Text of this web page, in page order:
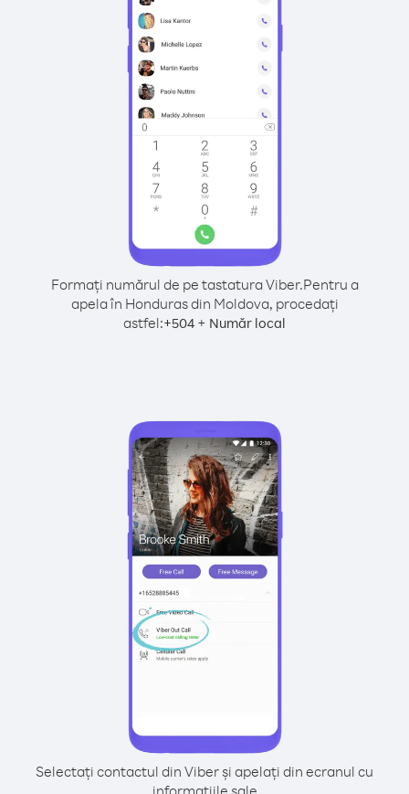
Formați numărul de pe tastatura Viber.Pentru a
apela în Honduras din Moldova, procedați
astfel:+504 + Număr local
Selectați contactul din Viber și apelați din ecranul cu
informațiile sale